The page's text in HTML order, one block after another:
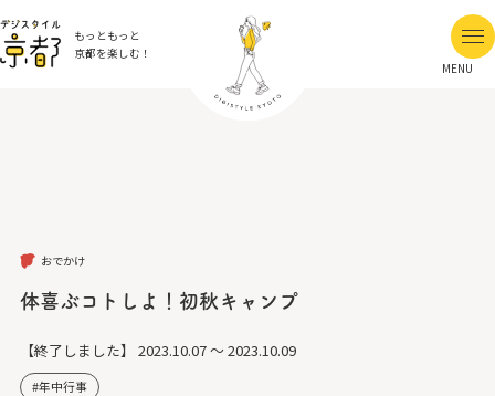
もっともっと
京都を楽しむ！
MENU
おでかけ
体喜ぶコトしよ！初秋キャンプ
【終了しました】 2023.10.07 ～ 2023.10.09
年中行事